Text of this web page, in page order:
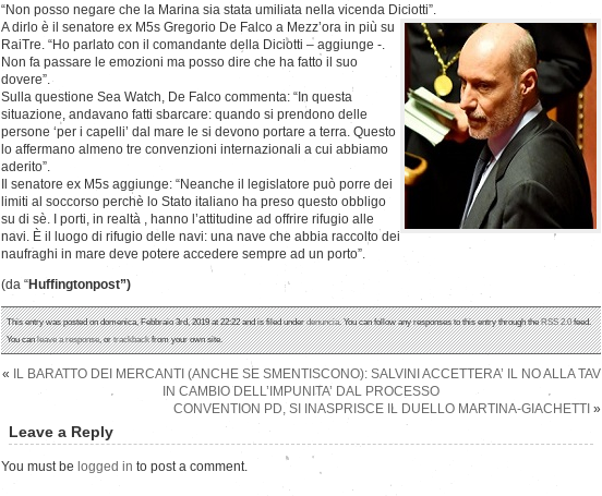
“Non posso negare che la Marina sia stata umiliata nella vicenda Diciotti”.
A dirlo è il senatore ex M5s Gregorio De Falco a Mezz’ora in più su
RaiTre. “Ho parlato con il comandante della Diciotti – aggiunge -.
Non fa passare le emozioni ma posso dire che ha fatto il suo
dovere”.
Sulla questione Sea Watch, De Falco commenta: “In questa
situazione, andavano fatti sbarcare: quando si prendono delle
persone ‘per i capelli’ dal mare le si devono portare a terra. Questo
lo affermano almeno tre convenzioni internazionali a cui abbiamo
aderito”.
Il senatore ex M5s aggiunge: “Neanche il legislatore può porre dei
limiti al soccorso perchè lo Stato italiano ha preso questo obbligo
su di sè. I porti, in realtà , hanno l’attitudine ad offrire rifugio alle
navi. È il luogo di rifugio delle navi: una nave che abbia raccolto dei
naufraghi in mare deve potere accedere sempre ad un porto”.
(da “Huffingtonpost”)
This entry was posted on domenica, Febbraio 3rd, 2019 at 22:22 and is filed underdenuncia. You can follow any responses to this entry through theRSS 2.0feed.
You canleave a response, ortrackbackfrom your own site.
«
IL BARATTO DEI MERCANTI (ANCHE SE SMENTISCONO): SALVINI ACCETTERA’ IL NO ALLA TAV
IN CAMBIO DELL’IMPUNITA’ DAL PROCESSO
CONVENTION PD, SI INASPRISCE IL DUELLO MARTINA-GIACHETTI »
Leave a Reply
You must be logged in to post a comment.